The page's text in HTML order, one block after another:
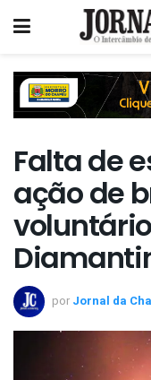
Falta de
ação de
por Jornal da